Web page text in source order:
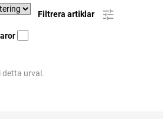
Filtrera artiklar
detta urval.